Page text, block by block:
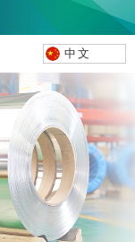
联系电话：18037947756
中文